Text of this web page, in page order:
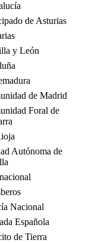
de Asturias
y León
de Madrid
Foral de
Autónoma de
Nacional
Española
de Tierra